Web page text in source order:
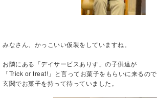
みなさん、かっこいい仮装をしていますね。
お隣にある「デイサービスありす」の子供達が
「Trick or treat!」と言ってお菓子をもらいに来るので
玄関でお菓子を持って待っていました。